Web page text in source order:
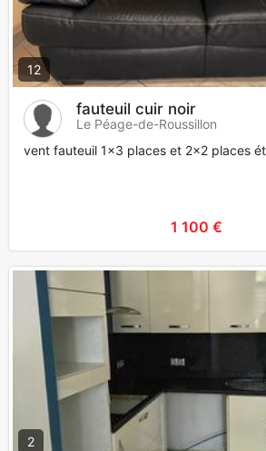
12
fauteuil cuir noir
Le Péage-de-Roussillon
vent fauteuil 1x3 places et 2x2 places
1 100 €
2